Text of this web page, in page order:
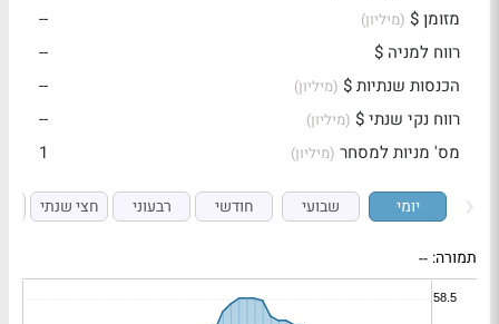
מזומן $ (מיליון)
--
רווח למניה $
--
הכנסות שנתיות $ (מיליון)
--
רווח נקי שנתי $ (מיליון)
--
מס' מניות למסחר (מיליון) 1
יומי שבועי חודשי רבעוני חצי שנתי
תמורה: --